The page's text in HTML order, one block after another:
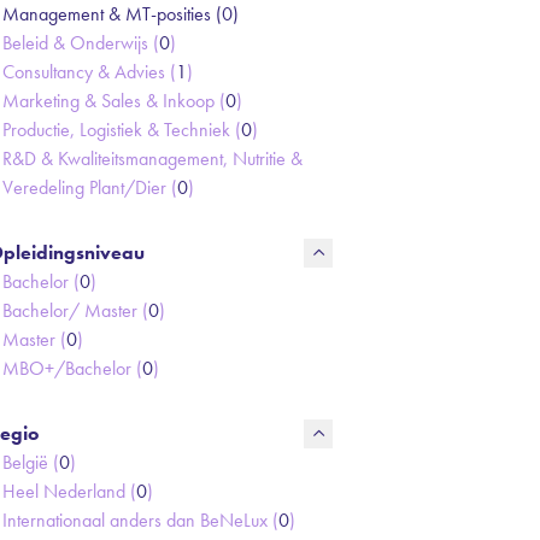
Management & MT-posities (0)
Beleid & Onderwijs (0)
Consultancy & Advies (1)
Marketing & Sales & Inkoop (0)
Productie, Logistiek & Techniek (0)
R&D & Kwaliteitsmanagement, Nutritie &
Veredeling Plant/Dier (0)
Bachelor (0)
Bachelor/ Master (0)
Master (0)
MBO+/Bachelor (0)
België (0)
Heel Nederland (0)
Internationaal anders dan BeNeLux (0)